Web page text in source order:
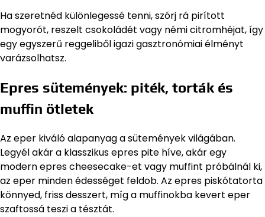
Ha szeretnéd különlegessé tenni, szórj rá pirított
mogyorót, reszelt csokoládét vagy némi citromhéjat, így
egy egyszerű reggeliből igazi gasztronómiai élményt
varázsolhatsz.
Epres sütemények: piték, torták és
muffin ötletek
Az eper kiváló alapanyag a sütemények világában.
Legyél akár a klasszikus epres pite híve, akár egy
modern epres cheesecake-et vagy muffint próbálnál ki,
az eper minden édességet feldob. Az epres piskótatorta
könnyed, friss desszert, míg a muffinokba kevert eper
szaftossá teszi a tésztát.